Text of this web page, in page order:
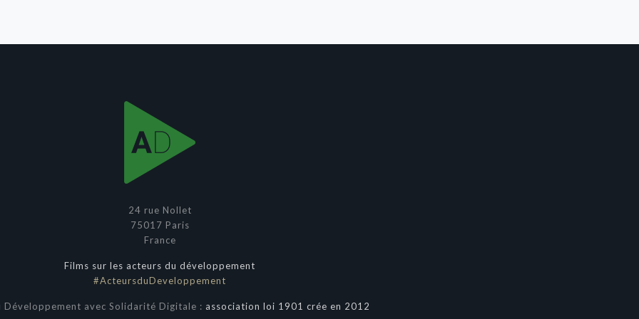
24 rue Nollet
75017 Paris
France
Films sur les acteurs du développement
#ActeursduDeveloppement
Développement avec Solidarité Digitale : association loi 1901 crée en 2012